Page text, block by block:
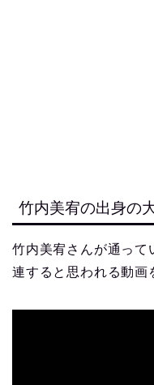
竹内美宥の出身の
竹内美宥さんが通って
連すると思われる動画